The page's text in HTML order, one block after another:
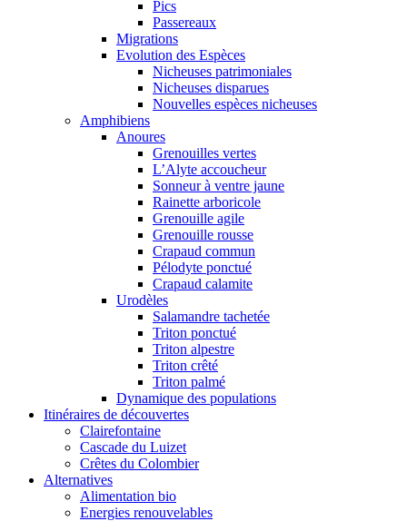
Pics
Passereaux
Migrations
Evolution des Espèces
Nicheuses patrimoniales
Nicheuses disparues
Nouvelles espèces nicheuses
Amphibiens
Anoures
Grenouilles vertes
L’Alyte accoucheur
Sonneur à ventre jaune
Rainette arboricole
Grenouille agile
Grenouille rousse
Crapaud commun
Pélodyte ponctué
Crapaud calamite
Urodèles
Salamandre tachetée
Triton ponctué
Triton alpestre
Triton crêté
Triton palmé
Dynamique des populations
Itinéraires de découvertes
Clairefontaine
Cascade du Luizet
Crêtes du Colombier
Alternatives
Alimentation bio
Energies renouvelables